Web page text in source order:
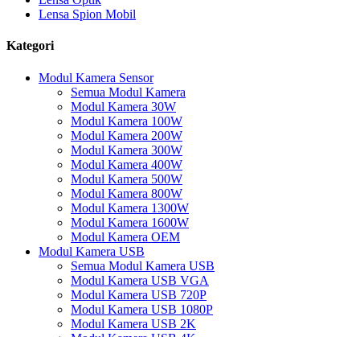
Lensa Spion Mobil
Kategori
Modul Kamera Sensor
Semua Modul Kamera
Modul Kamera 30W
Modul Kamera 100W
Modul Kamera 200W
Modul Kamera 300W
Modul Kamera 400W
Modul Kamera 500W
Modul Kamera 800W
Modul Kamera 1300W
Modul Kamera 1600W
Modul Kamera OEM
Modul Kamera USB
Semua Modul Kamera USB
Modul Kamera USB VGA
Modul Kamera USB 720P
Modul Kamera USB 1080P
Modul Kamera USB 2K